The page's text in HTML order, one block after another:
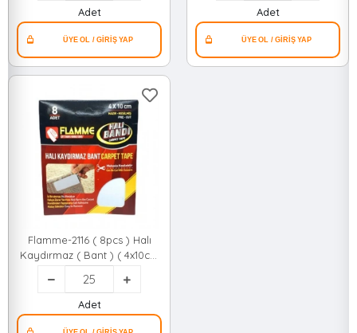
Adet
Bandı )*72
Adet
Flamme-2116 ( 8pcs ) Halı
Kaydırmaz ( Bant ) ( 4x10cm
) ( Bandı )*25x10
Adet